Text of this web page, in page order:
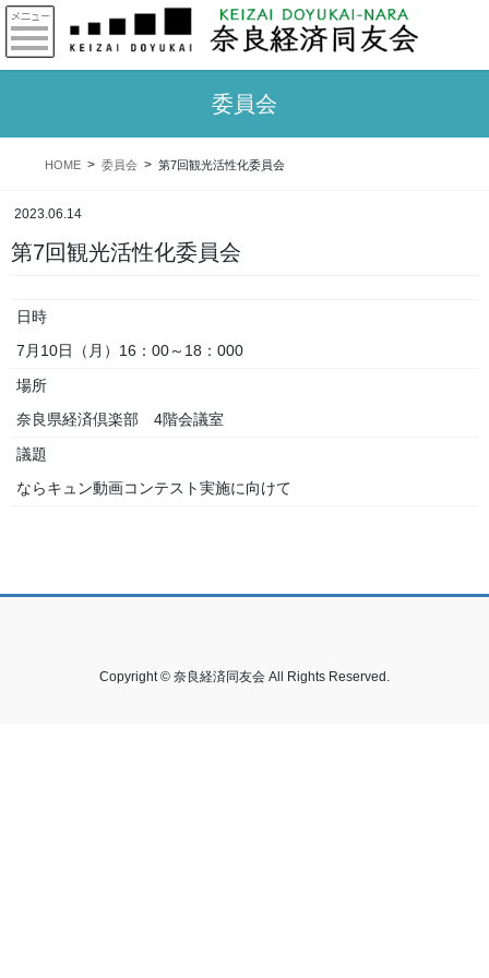
委員会
HOME 委員会 第7回観光活性化委員会
2023.06.14
第7回観光活性化委員会
日時
7月10日（月）16：00～18：000
場所
奈良県経済倶楽部 4階会議室
議題
ならキュン動画コンテスト実施に向けて
Copyright © 奈良経済同友会 All Rights Reserved.